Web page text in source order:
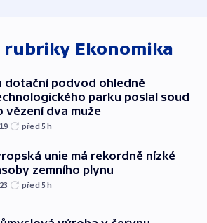
rubriky Ekonomika
dotační podvod ohledně
parku poslal soud
vězení dva muže
před 5h
unie má rekordně nízké
zemního plynu
před 5h